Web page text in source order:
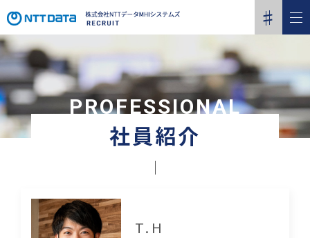
PROFESSIONAL
社員紹介
T.H